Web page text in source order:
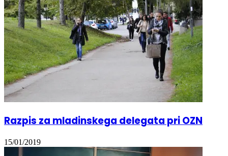
Razpis za mladinskega delegata pri OZN
15/01/2019